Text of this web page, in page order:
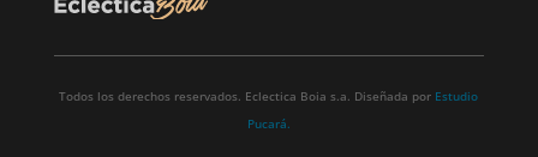
Todos los derechos reservados. Eclectica Boia s.a. Diseñada por Estudio
Pucará.